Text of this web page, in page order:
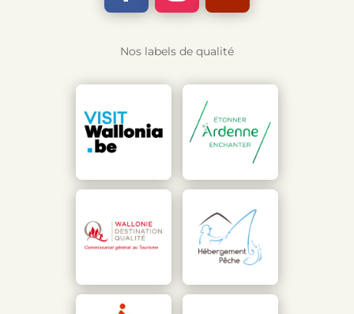
Nos labels de qualité